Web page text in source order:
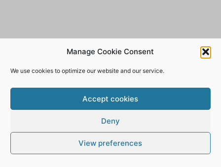
Manage Cookie Consent
We use cookies to optimize our website and our service.
Accept cookies
Deny
View preferences